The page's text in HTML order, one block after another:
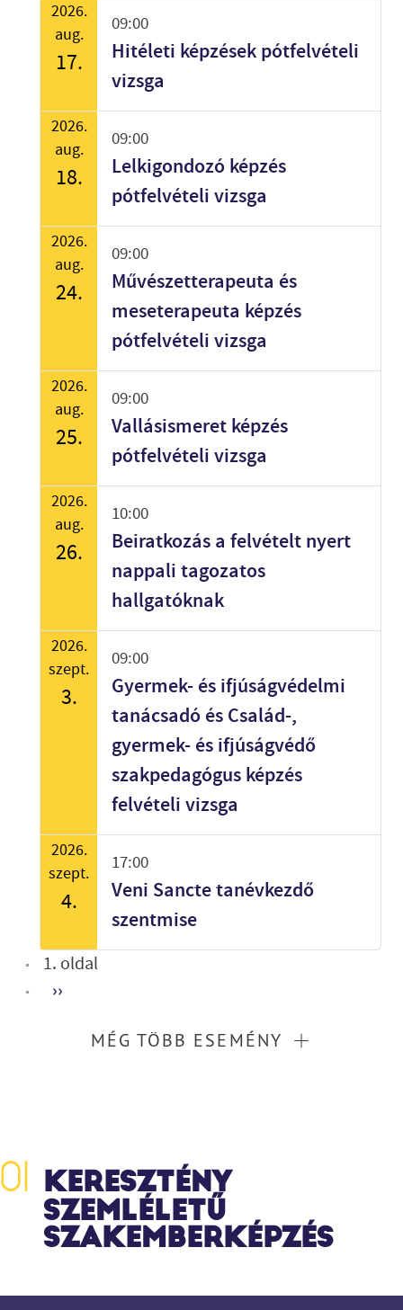
2026.
aug.
17.
09:00
Hitéleti képzések pótfelvételi
vizsga
2026.
aug.
18.
09:00
Lelkigondozó képzés
pótfelvételi vizsga
2026.
aug.
24.
09:00
Művészetterapeuta és
meseterapeuta képzés
pótfelvételi vizsga
2026.
aug.
25.
09:00
Vallásismeret képzés
pótfelvételi vizsga
2026.
aug.
26.
10:00
Beiratkozás a felvételt nyert
nappali tagozatos
hallgatóknak
2026.
szept.
3.
09:00
Gyermek- és ifjúságvédelmi
tanácsadó és Család-,
gyermek- és ifjúságvédő
szakpedagógus képzés
felvételi vizsga
2026.
szept.
4.
17:00
Veni Sancte tanévkezdő
szentmise
Oldalszámozás
1. oldal
Következő oldal
››
MÉG TÖBB ESEMÉNY
KERESZTÉNY
SZEMLÉLETŰ
SZAKEMBERKÉPZÉS